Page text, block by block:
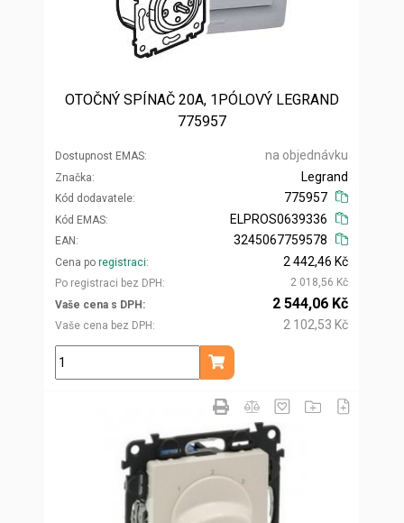
OTOČNÝ SPÍNAČ 20A, 1PÓLOVÝ LEGRAND
775957
Dostupnost EMAS na objednávku
Značka
Kód dodavatele
Legrand
775957
Kód EMAS
EAN
ELPROS0639336
3245067759578
Cena po registraci
Po registraci bez DPH
2 442,46 Kč
2 018,56 Kč
Vaše cena s DPH
Vaše cena bez DPH
2 544,06 Kč
2 102,53 Kč
ks
Přidat do košíku